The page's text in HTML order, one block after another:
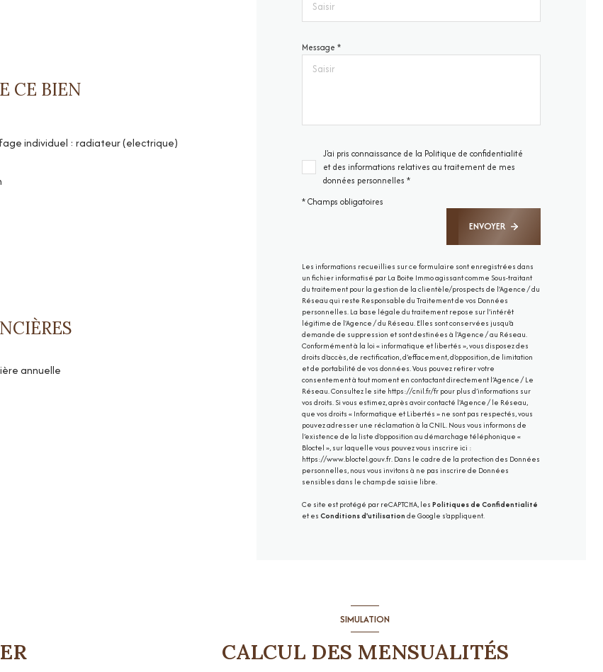
CE BIEN
individuel : radiateur (electrique)
annuelle
Message *
J'ai pris connaissance de la Politique de confidentialité
et des informations relatives au traitement de mes
données personnelles *
* Champs obligatoires
ENVOYER
Les informations recueillies sur ce formulaire sont enregistrées dans
un fichier informatisé par La Boite Immo agissant comme Sous-traitant
du traitement pour la gestion de la clientèle/prospects de l'Agence / du
Réseau qui reste Responsable du Traitement de vos Données
personnelles. La base légale du traitement repose sur l'intérêt
légitime de l'Agence / du Réseau. Elles sont conservées jusqu'à
demande de suppression et sont destinées à l'Agence / au Réseau.
Conformément à la loi « informatique et libertés », vous disposez des
droits d’accès, de rectification, d’effacement, d’opposition, de limitation
et de portabilité de vos données. Vous pouvez retirer votre
consentement à tout moment en contactant directement l’Agence / Le
Réseau. Consultez le site https://cnil.fr/frpour plus d’informations sur
vos droits. Si vous estimez, après avoir contacté l'Agence / le Réseau,
que vos droits « Informatique et Libertés » ne sont pas respectés, vous
pouvez adresser une réclamation à la CNIL. Nous vous informons de
l’existence de la liste d'opposition au démarchage téléphonique «
Bloctel », sur laquelle vous pouvez vous inscrire ici :
https://www.bloctel.gouv.fr. Dans le cadre de la protection des Données
personnelles, nous vous invitons à ne pas inscrire de Données
sensibles dans le champ de saisie libre.
Ce site est protégé par reCAPTCHA, les Politiques de Confidentialité
et es Conditions d'utilisation de Google s'appliquent.
SIMULATION
CALCUL DES MENSUALITÉS